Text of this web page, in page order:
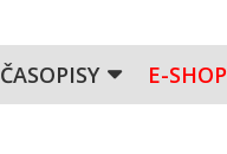
ČASOPISY E-SHOP